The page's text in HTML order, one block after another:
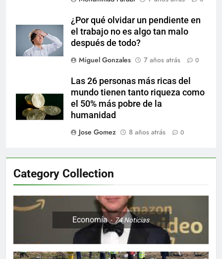
¿Por qué olvidar un pendiente en
el trabajo no es algo tan malo
después de todo?
Miguel Gonzales
7 años atrás 0
Las 26 personas más ricas del
mundo tienen tanto riqueza como
el 50% más pobre de la
humanidad
Jose Gomez
8 años atrás 0
Category Collection
Economía 74Noticias